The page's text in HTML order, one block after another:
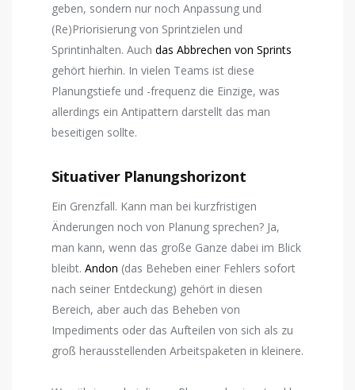
geben, sondern nur noch Anpassung und
(Re)Priorisierung von Sprintzielen und
Sprintinhalten. Auch das Abbrechen von Sprints
gehört hierhin. In vielen Teams ist diese
Planungstiefe und -frequenz die Einzige, was
allerdings ein Antipattern darstellt das man
beseitigen sollte.
Situativer Planungshorizont
Ein Grenzfall. Kann man bei kurzfristigen
Änderungen noch von Planung sprechen? Ja,
man kann, wenn das große Ganze dabei im Blick
bleibt. Andon (das Beheben einer Fehlers sofort
nach seiner Entdeckung) gehört in diesen
Bereich, aber auch das Beheben von
Impediments oder das Aufteilen von sich als zu
groß herausstellenden Arbeitspaketen in kleinere.